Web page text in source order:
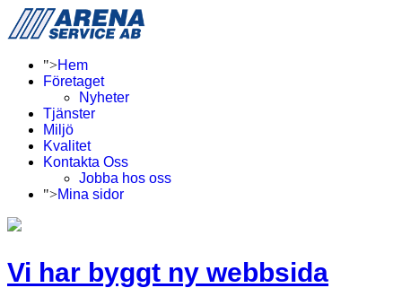
">Hem
Företaget
Nyheter
Tjänster
Miljö
Kvalitet
Kontakta Oss
Jobba hos oss
">Mina sidor
Vi har byggt ny webbsida